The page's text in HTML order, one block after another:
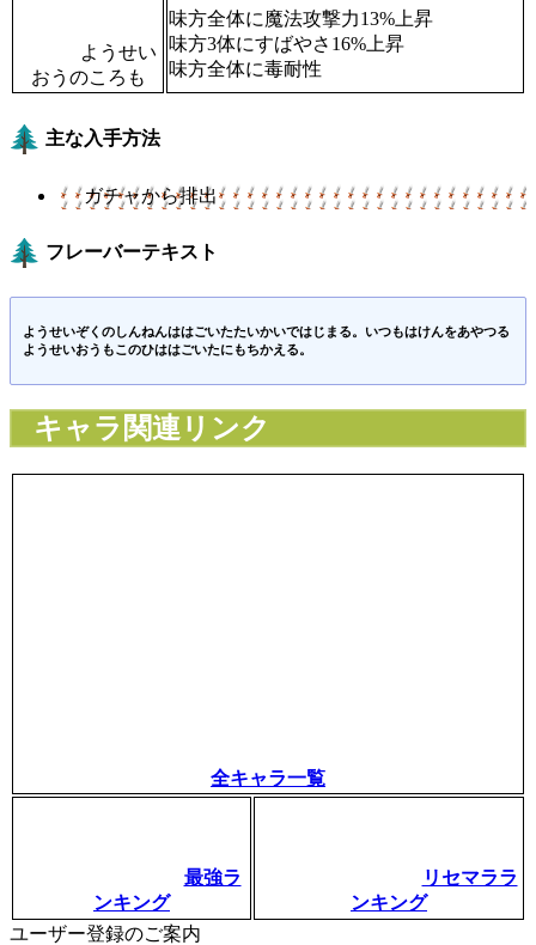
ようせい
おうのころも
味方全体に魔法攻撃力13%上昇
味方3体にすばやさ16%上昇
味方全体に毒耐性
主な入手方法
ガチャから排出
フレーバーテキスト
ようせいぞくのしんねんははごいたたいかいではじまる。いつもはけんをあやつる
ようせいおうもこのひははごいたにもちかえる。
キャラ関連リンク
全キャラ一覧
最強ラ
ンキング
リセマララ
ンキング
ユーザー登録のご案内